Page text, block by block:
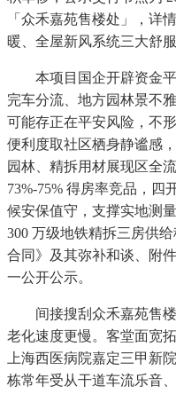
「众禾嘉苑售楼处」，详
暖、全屋新风系统三大舒服
本项目国企开辟资金平
完车分流、地方园林景不
可能存正在平安风险，不
便利度取社区栖身静谧感
园林、精拆用材展现区全
73%-75% 得房率竞品，四
候安保值守，支撑实地测
300 万级地铁精拆三房供
合同》及其弥补和谈、附
一公开公示。
间接搜刮众禾嘉苑售楼
老化速度更慢。客堂面宽
上海西医病院嘉定三甲新
栋常年受从干道车流乐音